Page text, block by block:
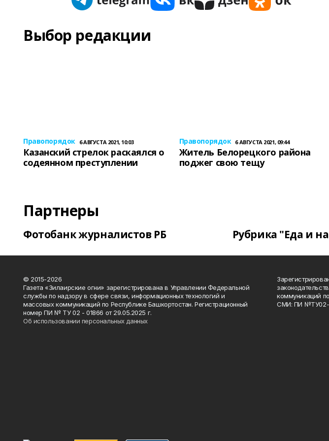
Выбор редакции
Правопорядок 6 АВГУСТА 2021, 10:03
Казанский стрелок раскаялся о
содеянном преступлении
Правопорядок 6 АВГУСТА 2021, 09:44
Житель Белорецкого района
поджег свою тещу
Партнеры
Фотобанк журналистов РБ Рубрика "Еда и
© 2015-2026
Газета «Зилаирские огни» зарегистрирована в Управлении Федеральной
службы по надзору в сфере связи, информационных технологий и
массовых коммуникаций по Республике Башкортостан. Регистрационный
номер ПИ № ТУ 02 - 01866 от 29.05.2025 г.
Об использовании персональных данных
коммуникаций
СМИ: ПИ №ТУ02-